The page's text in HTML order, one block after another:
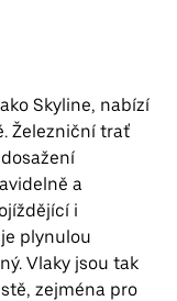
Skyline, nabízí
Železniční trať
a
i
plynulou
Vlaky jsou tak
zejména pro